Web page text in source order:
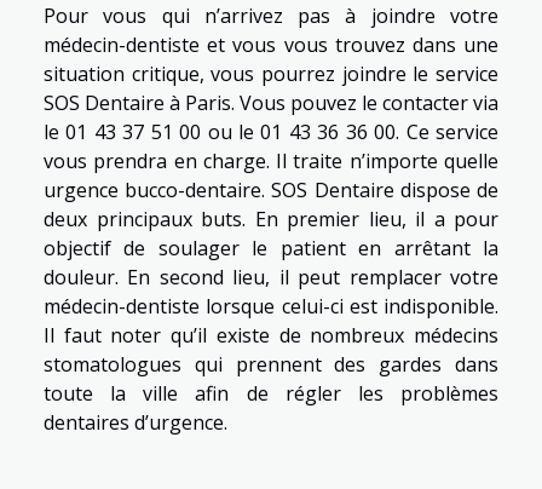
Pour vous qui n’arrivez pas à joindre votre
médecin-dentiste et vous vous trouvez dans une
situation critique, vous pourrez joindre le service
SOS Dentaire à Paris. Vous pouvez le contacter via
le 01 43 37 51 00 ou le 01 43 36 36 00. Ce service
vous prendra en charge. Il traite n’importe quelle
urgence bucco-dentaire. SOS Dentaire dispose de
deux principaux buts. En premier lieu, il a pour
objectif de soulager le patient en arrêtant la
douleur. En second lieu, il peut remplacer votre
médecin-dentiste lorsque celui-ci est indisponible.
Il faut noter qu’il existe de nombreux médecins
stomatologues qui prennent des gardes dans
toute la ville afin de régler les problèmes
dentaires d’urgence.